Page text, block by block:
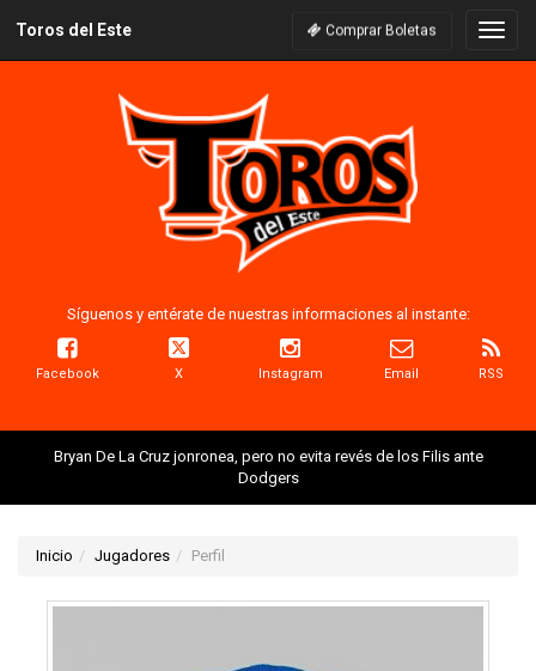
Toros del Este Comprar Boletas
Síguenos y entérate de nuestras informaciones al instante:
Facebook X Instagram Email RSS
Bryan De La Cruz jonronea, pero no evita revés de los Filis ante
Dodgers
Inicio Jugadores Perfil